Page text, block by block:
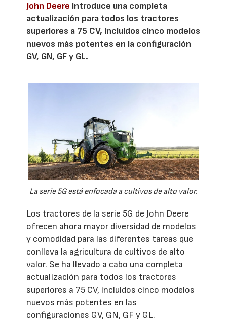
John Deere introduce una completa
actualización para todos los tractores
superiores a 75 CV, incluidos cinco modelos
nuevos más potentes en la configuración
GV, GN, GF y GL.
La serie 5G está enfocada a cultivos de alto valor.
Los tractores de la serie 5G de John Deere
ofrecen ahora mayor diversidad de modelos
y comodidad para las diferentes tareas que
conlleva la agricultura de cultivos de alto
valor. Se ha llevado a cabo una completa
actualización para todos los tractores
superiores a 75 CV, incluidos cinco modelos
nuevos más potentes en las
configuraciones GV, GN, GF y GL.